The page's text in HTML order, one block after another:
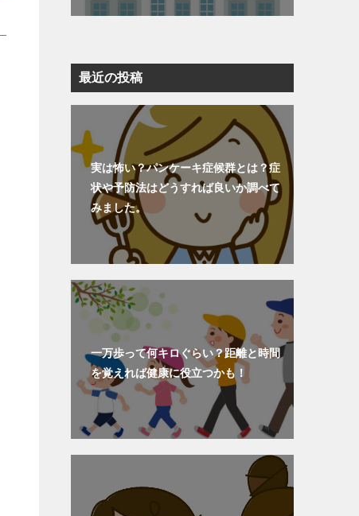
最近の投稿
実は怖い？パンケーキ症候群とは？症
状や予防法はどうすれば良いか調べて
みました。
一万歩って何キロぐらい？距離と時間
を覚えれば健康に役立つかも！